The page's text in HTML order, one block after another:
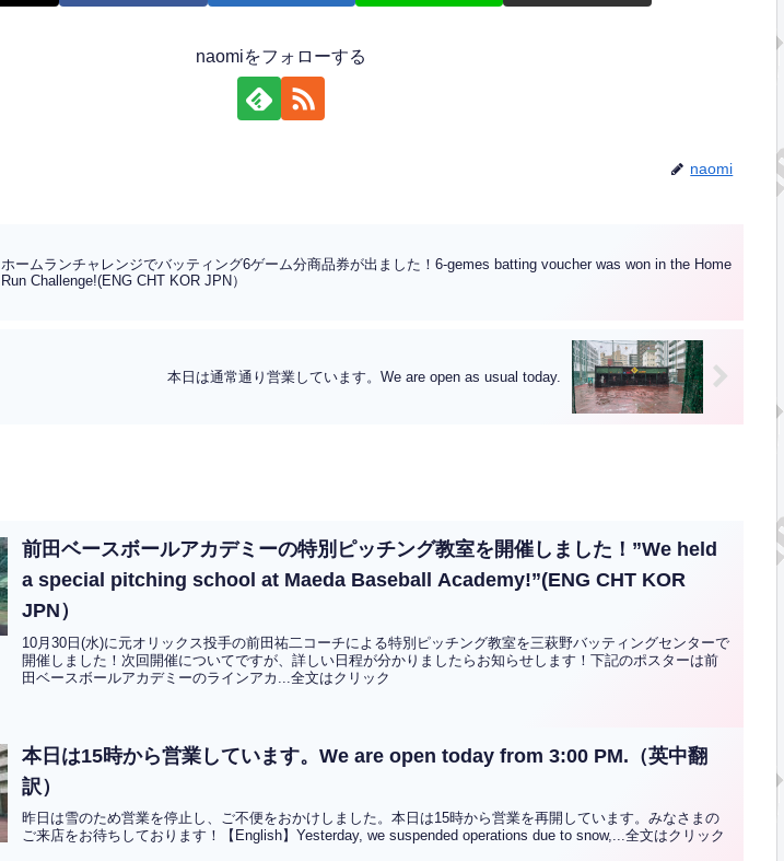
naomiをフォローする
naomi
ホームランチャレンジでバッティング6ゲーム分商品券が出ました！6-gemes batting voucher was won in the Home
Run Challenge!(ENG CHT KOR JPN）
本日は通常通り営業しています。We are open as usual today.
前田ベースボールアカデミーの特別ピッチング教室を開催しました！”We held
a special pitching school at Maeda Baseball Academy!”(ENG CHT KOR
JPN）
10月30日(水)に元オリックス投手の前田祐二コーチによる特別ピッチング教室を三萩野バッティングセンターで
開催しました！次回開催についてですが、詳しい日程が分かりましたらお知らせします！下記のポスターは前
田ベースボールアカデミーのラインアカ...全文はクリック
本日は15時から営業しています。We are open today from 3:00 PM.（英中翻
訳）
昨日は雪のため営業を停止し、ご不便をおかけしました。本日は15時から営業を再開しています。みなさまの
ご来店をお待ちしております！【English】Yesterday, we suspended operations due to snow,...全文はクリック